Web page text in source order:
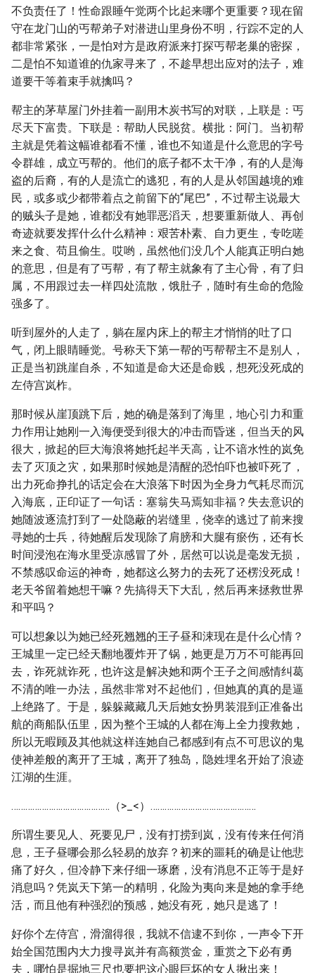
不负责任了！性命跟睡午觉两个比起来哪个更重要？现在留
守在龙门山的丐帮弟子对潜进山里身份不明，行踪不定的人
都非常紧张，一是怕对方是政府派来打探丐帮老巢的密探，
二是怕不知道谁的仇家寻来了，不趁早想出应对的法子，难
道要干等着束手就擒吗？
帮主的茅草屋门外挂着一副用木炭书写的对联，上联是：丐
尽天下富贵。下联是：帮助人民脱贫。横批：阿门。当初帮
主就是凭着这幅谁都看不懂，谁也不知道是什么意思的字号
令群雄，成立丐帮的。他们的底子都不太干净，有的人是海
盗的后裔，有的人是流亡的逃犯，有的人是从邻国越境的难
民，或多或少都带着点之前留下的“尾巴”，不过帮主说最大
的贼头子是她，谁都没有她罪恶滔天，想要重新做人、再创
奇迹就要发挥什么什么精神：艰苦朴素、自力更生，专吃嗟
来之食、苟且偷生。哎哟，虽然他们没几个人能真正明白她
的意思，但是有了丐帮，有了帮主就象有了主心骨，有了归
属，不用跟过去一样四处流散，饿肚子，随时有生命的危险
强多了。
听到屋外的人走了，躺在屋内床上的帮主才悄悄的吐了口
气，闭上眼睛睡觉。号称天下第一帮的丐帮帮主不是别人，
正是当初跳崖自杀，不知道是命大还是命贱，想死没死成的
左侍宫岚柞。
那时候从崖顶跳下后，她的确是落到了海里，地心引力和重
力作用让她刚一入海便受到很大的冲击而昏迷，但当天的风
很大，掀起的巨大海浪将她托起半天高，让不谙水性的岚免
去了灭顶之灾，如果那时候她是清醒的恐怕吓也被吓死了，
出力死命挣扎的话定会在大浪落下时因为全身力气耗尽而沉
入海底，正印证了一句话：塞翁失马焉知非福？失去意识的
她随波逐流打到了一处隐蔽的岩缝里，侥幸的逃过了前来搜
寻她的士兵，待她醒后发现除了肩膀和大腿有瘀伤，还有长
时间浸泡在海水里受凉感冒了外，居然可以说是毫发无损，
不禁感叹命运的神奇，她都这么努力的去死了还楞没死成！
老天爷留着她想干嘛？先搞得天下大乱，然后再来拯救世界
和平吗？
可以想象以为她已经死翘翘的王子昼和涑现在是什么心情？
王城里一定已经天翻地覆炸开了锅，她更是万万不可能再回
去，诈死就诈死，也许这是解决她和两个王子之间感情纠葛
不清的唯一办法，虽然非常对不起他们，但她真的真的是逼
上绝路了。于是，躲躲藏藏几天后她女扮男装混到正准备出
航的商船队伍里，因为整个王城的人都在海上全力搜救她，
所以无暇顾及其他就这样连她自己都感到有点不可思议的鬼
使神差般的离开了王城，离开了独岛，隐姓埋名开始了浪迹
江湖的生涯。
……………………………………（>_<）………………………………………
所谓生要见人、死要见尸，没有打捞到岚，没有传来任何消
息，王子昼哪会那么轻易的放弃？初来的噩耗的确是让他悲
痛了好久，但冷静下来仔细一琢磨，没有消息不正等于是好
消息吗？凭岚天下第一的精明，化险为夷向来是她的拿手绝
活，而且他有种强烈的预感，她没有死，她只是逃了！
好你个左侍宫，滑溜得很，我就不信逮不到你，一声令下开
始全国范围内大力搜寻岚并有高额赏金，重赏之下必有勇
夫，哪怕是掘地三尺也要把这心眼巨坏的女人揪出来！